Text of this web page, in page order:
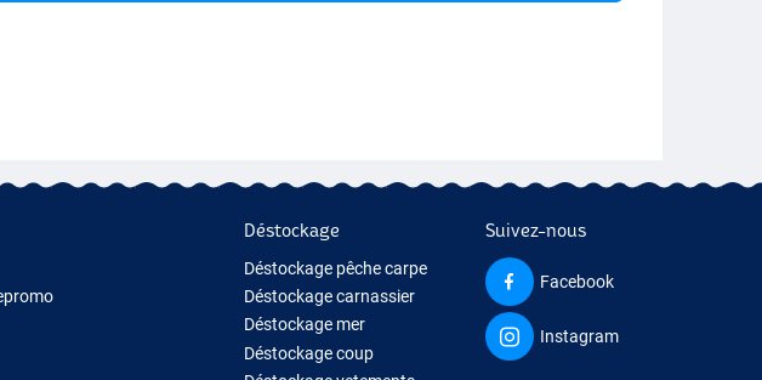
Déstockage
Déstockage pêche carpe
Déstockage carnassier
Déstockage mer
Déstockage coup
Suivez-nous
Facebook
Instagram